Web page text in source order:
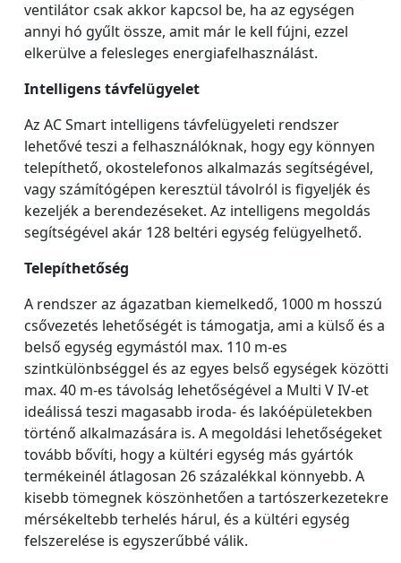
ventilátor csak akkor kapcsol be, ha az egységen
annyi hó gyűlt össze, amit már le kell fújni, ezzel
elkerülve a felesleges energiafelhasználást.
Intelligens távfelügyelet
Az AC Smart intelligens távfelügyeleti rendszer
lehetővé teszi a felhasználóknak, hogy egy könnyen
telepíthető, okostelefonos alkalmazás segítségével,
vagy számítógépen keresztül távolról is figyeljék és
kezeljék a berendezéseket. Az intelligens megoldás
segítségével akár 128 beltéri egység felügyelhető.
Telepíthetőség
A rendszer az ágazatban kiemelkedő, 1000 m hosszú
csővezetés lehetőségét is támogatja, ami a külső és a
belső egység egymástól max. 110 m-es
szintkülönbséggel és az egyes belső egységek közötti
max. 40 m-es távolság lehetőségével a Multi V IV-et
ideálissá teszi magasabb iroda- és lakóépületekben
történő alkalmazására is. A megoldási lehetőségeket
tovább bővíti, hogy a kültéri egység más gyártók
termékeinél átlagosan 26 százalékkal könnyebb. A
kisebb tömegnek köszönhetően a tartószerkezetekre
mérsékeltebb terhelés hárul, és a kültéri egység
felszerelése is egyszerűbbé válik.